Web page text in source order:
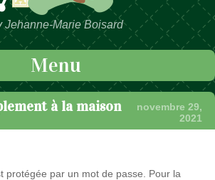
Jehanne-Marie Boisard
Menu
à la maison
novembre 29,
2021
protégée par un mot de passe. Pour la